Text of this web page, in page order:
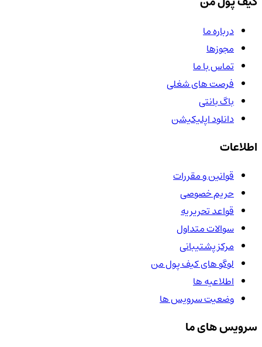
درباره ما
مجوزها
تماس با ما
فرصت های شغلی
باگ بانتی
دانلود اپلیکیشن
اطلاعات
قوانین و مقررات
حریم خصوصی
قواعد تحریریه
سوالات متداول
مرکز پشتیبانی
لوگو های کیف پول من
اطلاعیه ها
وضعیت سرویس ها
سرویس های ما